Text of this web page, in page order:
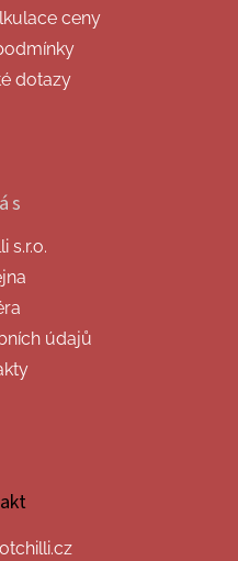
ceny
dotazy
s.r.o.
údajů